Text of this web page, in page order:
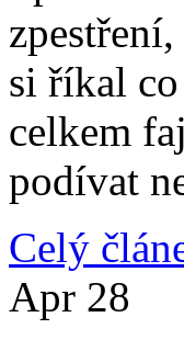
si říkal
celkem
podívat
Celý
Apr 28